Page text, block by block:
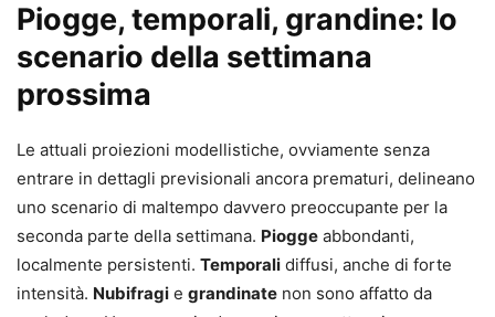
Piogge, temporali, grandine: lo
scenario della settimana
prossima
Le attuali proiezioni modellistiche, ovviamente senza
entrare in dettagli previsionali ancora prematuri, delineano
uno scenario di maltempo davvero preoccupante per la
seconda parte della settimana. Piogge abbondanti,
localmente persistenti. Temporali diffusi, anche di forte
intensità. Nubifragi e grandinate non sono affatto da